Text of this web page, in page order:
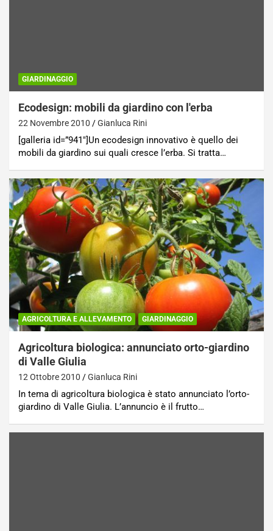
GIARDINAGGIO
Ecodesign: mobili da giardino con l'erba
22 Novembre 2010 Gianluca Rini
[galleria id=”941″]Un ecodesign innovativo è quello dei
mobili da giardino sui quali cresce l’erba. Si tratta…
AGRICOLTURA E ALLEVAMENTO GIARDINAGGIO
Agricoltura biologica: annunciato orto-giardino
di Valle Giulia
12 Ottobre 2010 Gianluca Rini
In tema di agricoltura biologica è stato annunciato l’orto-
giardino di Valle Giulia. L’annuncio è il frutto…